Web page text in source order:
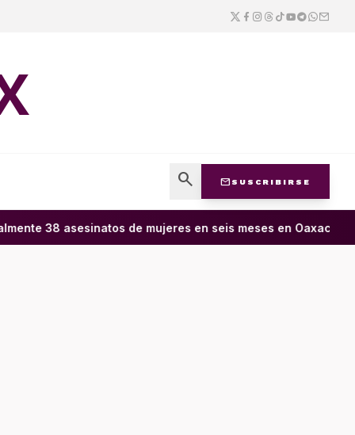
search mail SUSCRIBIRSE
38 asesinatos de mujeres en seis meses en Oaxaca; 11